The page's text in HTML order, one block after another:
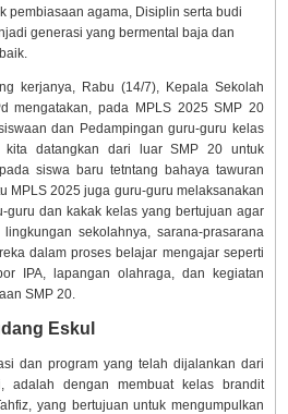
pembiasaan agama, Disiplin serta budi
generasi yang bermental baja dan
kerjanya, Rabu (14/7), Kepala Sekolah
mengatakan, pada MPLS 2025 SMP 20
dan Pedampingan guru-guru kelas
datangkan dari luar SMP 20 untuk
siswa baru tetntang bahaya tawuran
MPLS 2025 juga guru-guru melaksanakan
guru dan kakak kelas yang bertujuan agar
sekolahnya, sarana-prasarana
dalam proses belajar mengajar seperti
IPA, lapangan olahraga, dan kegiatan
SMP 20.
Eskul
dan program yang telah dijalankan dari
adalah dengan membuat kelas brandit
yang bertujuan untuk mengumpulkan